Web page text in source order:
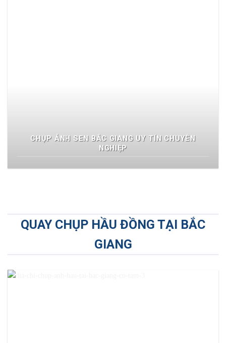
CHỤP ẢNH SEN BẮC GIANG UY TÍN CHUYÊN
NGHIỆP
QUAY CHỤP HẦU ĐỒNG TẠI BẮC
GIANG